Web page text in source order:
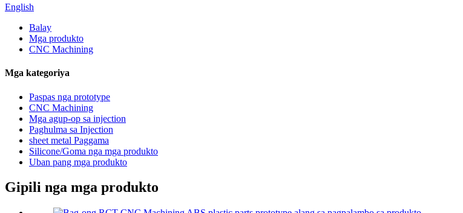
English
Balay
Mga produkto
CNC Machining
Mga kategoriya
Paspas nga prototype
CNC Machining
Mga agup-op sa injection
Paghulma sa Injection
sheet metal Paggama
Silicone/Goma nga mga produkto
Uban pang mga produkto
Gipili nga mga produkto